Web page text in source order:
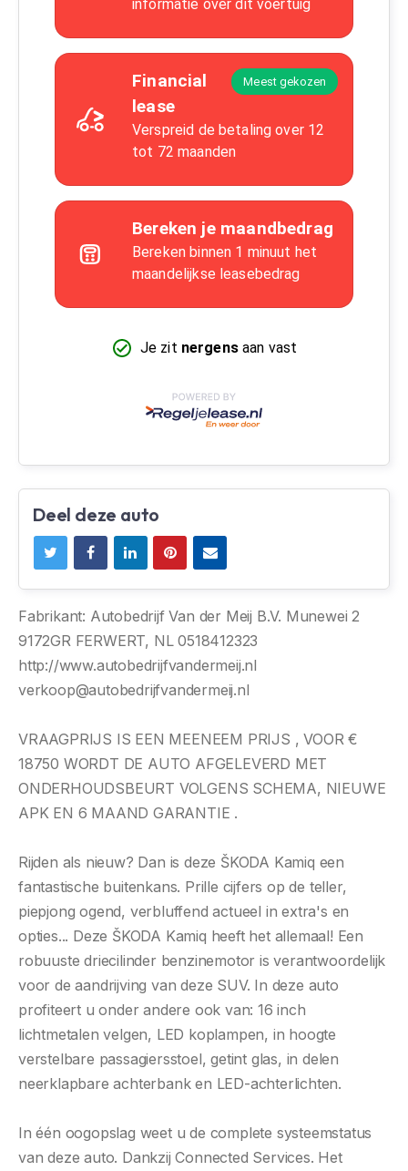
Deel deze auto
Fabrikant: Autobedrijf Van der Meij B.V. Munewei 2
9172GR FERWERT, NL 0518412323
http://www.autobedrijfvandermeij.nl
verkoop@autobedrijfvandermeij.nl
VRAAGPRIJS IS EEN MEENEEM PRIJS , VOOR €
18750 WORDT DE AUTO AFGELEVERD MET
ONDERHOUDSBEURT VOLGENS SCHEMA, NIEUWE
APK EN 6 MAAND GARANTIE .
Rijden als nieuw? Dan is deze ŠKODA Kamiq een
fantastische buitenkans. Prille cijfers op de teller,
piepjong ogend, verbluffend actueel in extra's en
opties... Deze ŠKODA Kamiq heeft het allemaal! Een
robuuste driecilinder benzinemotor is verantwoordelijk
voor de aandrijving van deze SUV. In deze auto
profiteert u onder andere ook van: 16 inch
lichtmetalen velgen, LED koplampen, in hoogte
verstelbare passagiersstoel, getint glas, in delen
neerklapbare achterbank en LED-achterlichten.
In één oogopslag weet u de complete systeemstatus
van deze auto. Dankzij Connected Services. Het